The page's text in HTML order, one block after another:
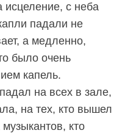
с неба
падали не
а медленно,
было очень
капель.
на всех в зале,
на тех, кто вышел
кто